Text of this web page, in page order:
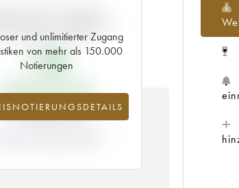
und unlimitierter Zugang
von mehr als 150.000
Notierungen
PRIMEUR-PREIS
17€
+1188.82%